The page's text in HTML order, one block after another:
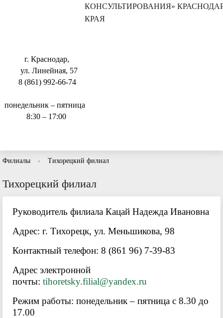
КОНСУЛЬТИРОВАНИЯ»
КРАЯ
г. Краснодар,
ул. Линейная, 57
8 (861) 992-66-74
понедельник – пятница
8:30 – 17:00
Филиалы › Тихорецкий филиал
Тихорецкий филиал
Руководитель филиала Кацай Надежда Ивановна
Адрес: г. Тихорецк, ул. Меньшикова, 98
Контактный телефон: 8 (861 96) 7-39-83
Адрес электронной
почты: tihoretsky.filial@yandex.ru
Режим работы: понедельник – пятница с 8.30 до
17.00